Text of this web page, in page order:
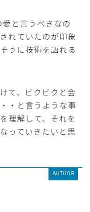
と言うべきなの
れていたのが印象
うに技術を語れる
て、ビクビクと会
・と言うような事
理解して、それを
っていきたいと思
AUTHOR